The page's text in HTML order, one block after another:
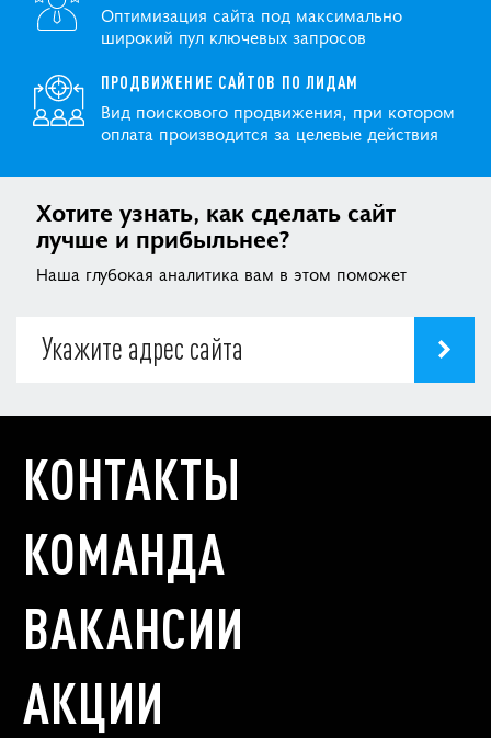
Оптимизация сайта под максимально
широкий пул ключевых запросов
ПРОДВИЖЕНИЕ САЙТОВ ПО ЛИДАМ
Вид поискового продвижения, при котором
оплата производится за целевые действия
Хотите узнать, как сделать сайт
лучше и прибыльнее?
Наша глубокая аналитика вам в этом поможет
КОНТАКТЫ
КОМАНДА
ВАКАНСИИ
АКЦИИ